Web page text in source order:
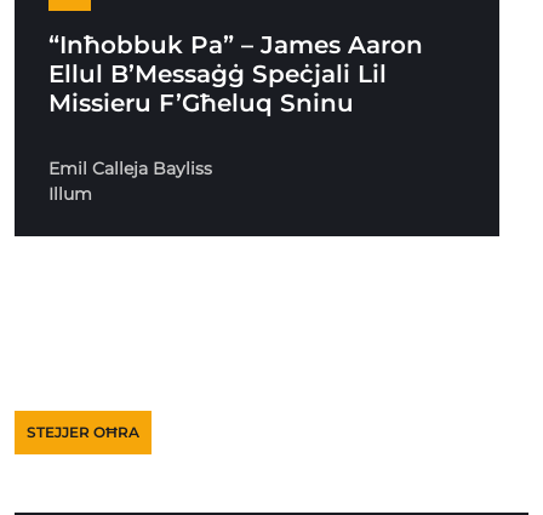
“Inħobbuk Pa” – James Aaron
Ellul B’Messaġġ Speċjali Lil
Missieru F’Għeluq Sninu
Emil Calleja Bayliss
Illum
STEJJER OĦRA